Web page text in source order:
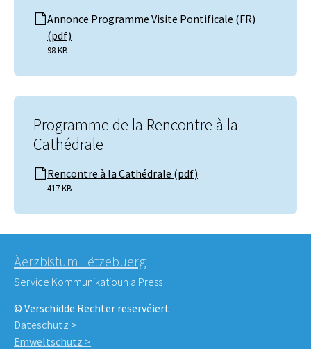
Annonce Programme Visite Pontificale (FR)
(pdf)
98 KB
Programme de la Rencontre à la
Cathédrale
Rencontre à la Cathédrale (pdf)
417 KB
Äerzbistum Lëtzebuerg
Service Kommunikatioun a Press
© Verschidde Rechter reservéiert
Dateschutz >
Ëmweltschutz >